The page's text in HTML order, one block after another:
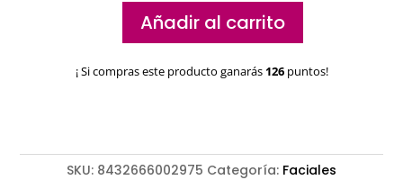
Bruno
cantidad
Añadir al carrito
¡ Si compras este producto ganarás 126puntos!
SKU: 8432666002975 Categoría: Faciales